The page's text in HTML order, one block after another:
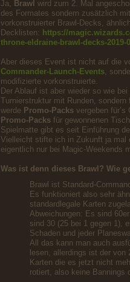
Ja, Brawl wird zum 2. Mal
des Formates sondern zusätzlich
vorkonstruierter Brawl-Decks,
Decklisten: https://
throne-eldraine-brawl-decks-2019-
Aber dieses Event ist nicht auf die
Commander-Launch-Events,
modifizierte vorkonstruierte.
Der Ablauf ist aber wieder so wie
Turnierstruktur mit Runden,
werde Promo-Packs vergeben für’s
Promo-Packs für gewonnenen
Spielmatte gibt es seit Einführung
Vielleicht stifte ich in Zukunft ja mal
eigentlich nur bei Magic-Weekends
Was ist denn dieses Brawl? Wie
Brawl ist Standard-
Es funktioniert also sehr
standardlegale Karten
Abweichungen: Es sind
sind 30 (25 bei 1 gegen 1),
Schaden und jeder
All das kann man auch
lesen, allerdings ist der von
Karten die es jetzt nicht
rotiert, also keine Bannings